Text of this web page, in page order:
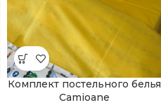
Комплект постельного белья
Camioane